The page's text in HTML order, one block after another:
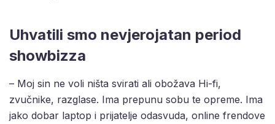
Uhvatili smo nevjerojatan period
showbizza
– Moj sin ne voli ništa svirati ali obožava Hi-fi,
zvučnike, razglase. Ima prepunu sobu te opreme. Ima
jako dobar laptop i prijatelje odasvuda, online frendove